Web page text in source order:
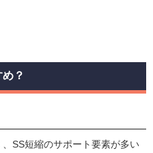
？
SS短縮のサポート要素が多い